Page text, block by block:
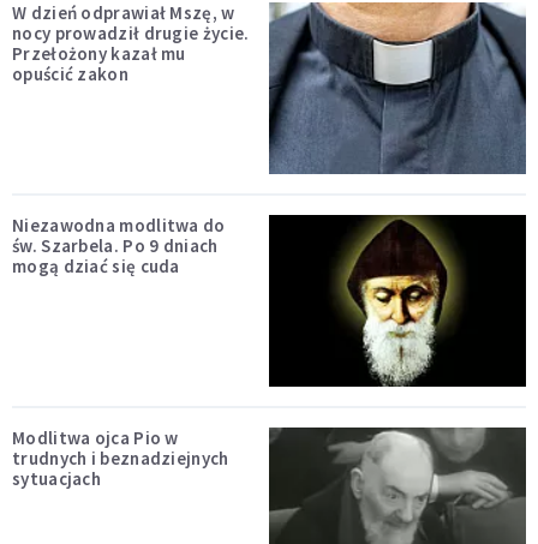
W dzień odprawiał Mszę, w
nocy prowadził drugie życie.
Przełożony kazał mu
opuścić zakon
Niezawodna modlitwa do
św. Szarbela. Po 9 dniach
mogą dziać się cuda
Modlitwa ojca Pio w
trudnych i beznadziejnych
sytuacjach